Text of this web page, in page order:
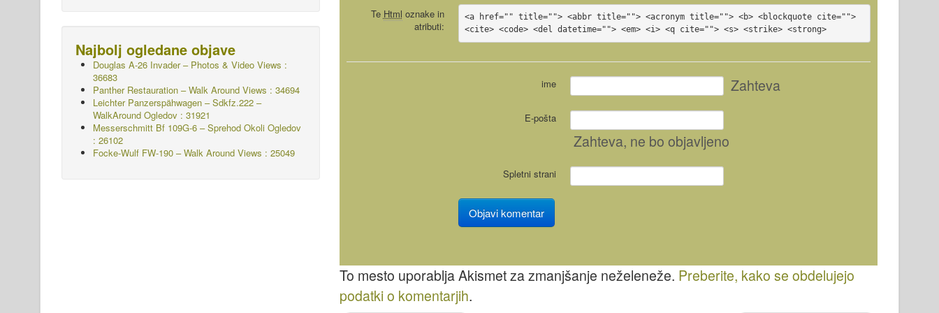
Te Html oznake in
atributi:
<a href="" title=""> <abbr title=""> <acronym title=""> <b> <blockquote cite="">
<cite> <code> <del datetime=""> <em> <i> <q cite=""> <s> <strike> <strong>
ime Zahteva
E-pošta
Zahteva, ne bo objavljeno
Spletni strani
To mesto uporablja Akismet za zmanjšanje neželeneže. Preberite, kako se obdelujejo
podatki o komentarjih.
Najbolj ogledane objave
Douglas A-26 Invader – Photos & Video Views :
36683
Panther Restauration – Walk Around Views : 34694
Leichter Panzerspähwagen – Sdkfz.222 –
WalkAround Ogledov : 31921
Messerschmitt Bf 109G-6 – Sprehod Okoli Ogledov
: 26102
Focke-Wulf FW-190 – Walk Around Views : 25049